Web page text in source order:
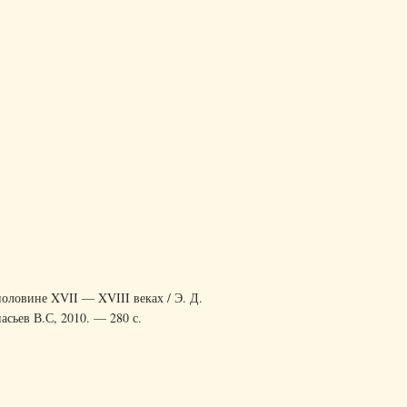
половине XVII — XVIII веках / Э. Д.
В.С, 2010. — 280 с.